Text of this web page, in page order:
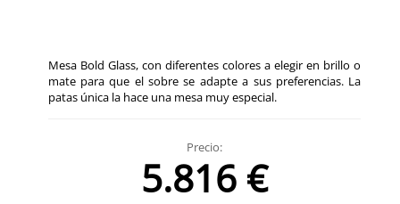
Mesa Bold Glass, con diferentes colores a elegir en brillo o
mate para que el sobre se adapte a sus preferencias. La
patas única la hace una mesa muy especial.
Precio:
5.816 €